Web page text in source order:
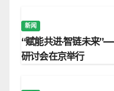
新闻
“赋能共进·智链未来
研讨会在京举行